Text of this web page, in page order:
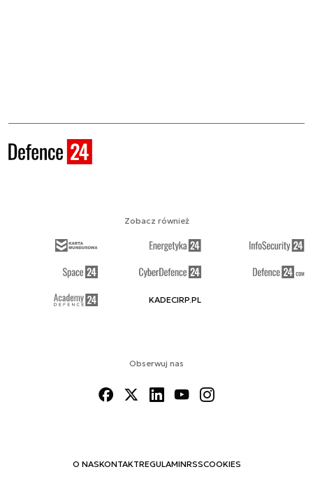
Obserwuj nas
O NASKONTAKTREGULAMINRSSCOOKIES
Zobacz również
KADECIRP.PL